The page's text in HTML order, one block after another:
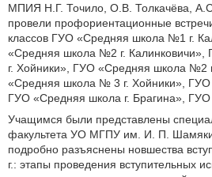
МПИЯ Н.Г. Точило, О.В. Толкачёва,
провели профориентационные
классов ГУО «Средняя школа №1 г.
«Средняя школа №2 г.
г. Хойники», ГУО «Средняя школа №2
«Средняя школа № 3 г. Хойники», ГУО
ГУО «Средняя школа г. Брагина», ГУО
Учащимся были представлены
факультета УО МГПУ им. И. П.
подробно разъяснены новшества
г.: этапы проведения вступительных